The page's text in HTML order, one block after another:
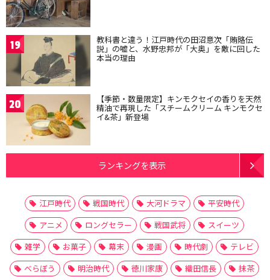
19 教科書と違う！江戸時代の田沼意次「賄賂伝
説」の嘘と、水野忠邦が「大奥」を敵に回した
本当の理由
20 【季節・数量限定】キンモクセイの香りを天然
精油で再現した「スチームクリーム キンモクセ
イ&茶」新登場
ランキングを表示
江戸時代 戦国時代 大河ドラマ
平安時代
アニメ
ロングセラー 戦国武将
スイーツ
雑学
お菓子 幕末 漫画 時代劇
テレビ
べらぼう
明治時代 徳川家康 織田信長
抹茶